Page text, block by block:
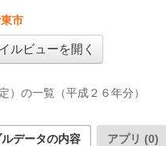
市
ルビューを開く
）の一覧（平成２６年分）
データの内容 アプリ (0)